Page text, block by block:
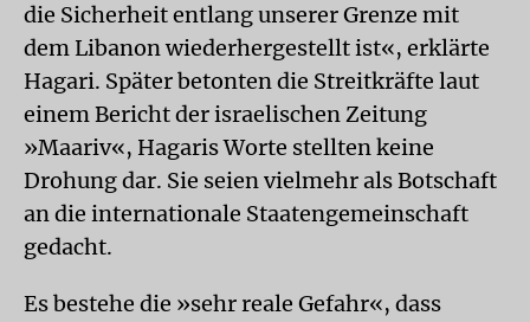
die Sicherheit entlang unserer Grenze mit
dem Libanon wiederhergestellt ist«, erklärte
Hagari. Später betonten die Streitkräfte laut
einem Bericht der israelischen Zeitung
»Maariv«, Hagaris Worte stellten keine
Drohung dar. Sie seien vielmehr als Botschaft
an die internationale Staatengemeinschaft
gedacht.
Es bestehe die »sehr reale Gefahr«, dass